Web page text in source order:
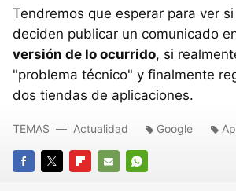
Tendremos que esperar para ver
deciden publicar un comunicado
versión de lo ocurrido, si
"problema técnico" y finalmente
dos tiendas de aplicaciones.
FACEBOOK
TWITTERFLIPBOARD
E-
WHATSAPP
TEMAS Actualidad Google